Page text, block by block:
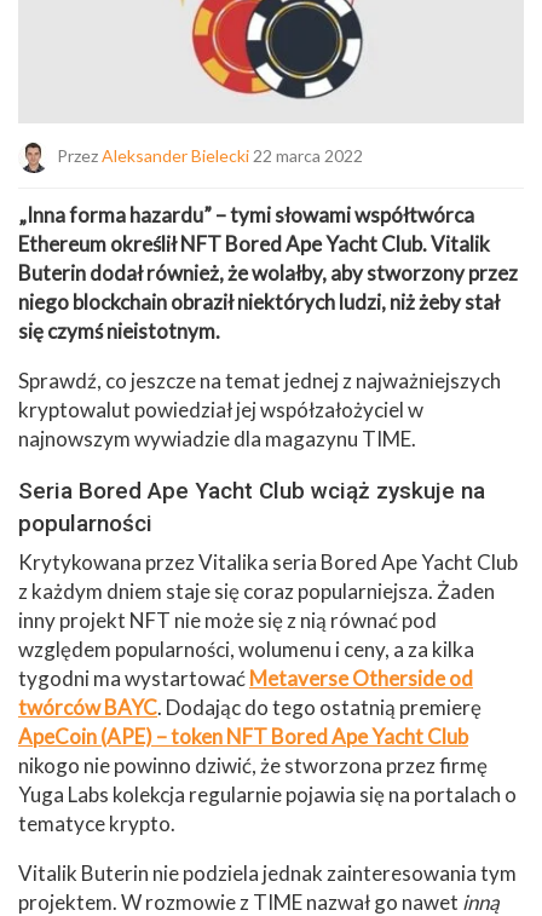
Przez Aleksander Bielecki 22 marca 2022
„Inna forma hazardu” – tymi słowami współtwórca
Ethereum określił NFT Bored Ape Yacht Club. Vitalik
Buterin dodał również, że wolałby, aby stworzony przez
niego blockchain obraził niektórych ludzi, niż żeby stał
się czymś nieistotnym.
Sprawdź, co jeszcze na temat jednej z najważniejszych
kryptowalut powiedział jej współzałożyciel w
najnowszym wywiadzie dla magazynu TIME.
Seria Bored Ape Yacht Club wciąż zyskuje na
popularności
Krytykowana przez Vitalika seria Bored Ape Yacht Club
z każdym dniem staje się coraz popularniejsza. Żaden
inny projekt NFT nie może się z nią równać pod
względem popularności, wolumenu i ceny, a za kilka
tygodni ma wystartowaćMetaverse Otherside od
twórców BAYC. Dodając do tego ostatnią premierę
ApeCoin (APE) – token NFT Bored Ape Yacht Club
nikogo nie powinno dziwić, że stworzona przez firmę
Yuga Labs kolekcja regularnie pojawia się na portalach o
tematyce krypto.
Vitalik Buterin nie podziela jednak zainteresowania tym
projektem. W rozmowie z TIME nazwał go nawet inną